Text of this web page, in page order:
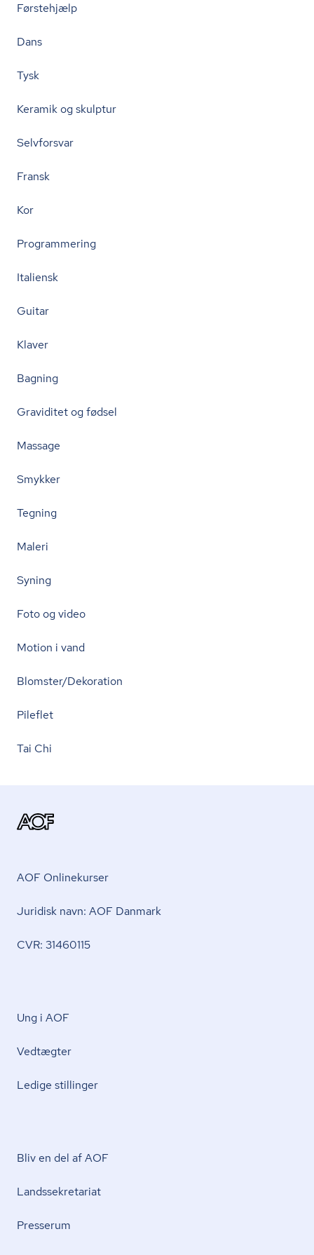
Førstehjælp
Dans
Tysk
Keramik og skulptur
Selvforsvar
Fransk
Kor
Programmering
Italiensk
Guitar
Klaver
Bagning
Graviditet og fødsel
Massage
Smykker
Tegning
Maleri
Syning
Foto og video
Motion i vand
Blomster/Dekoration
Pileflet
Tai Chi
AOF Onlinekurser
Juridisk navn: AOF Danmark
CVR: 31460115
Ung i AOF
Vedtægter
Ledige stillinger
Bliv en del af AOF
Lands­se­kre­ta­ri­at
Presserum